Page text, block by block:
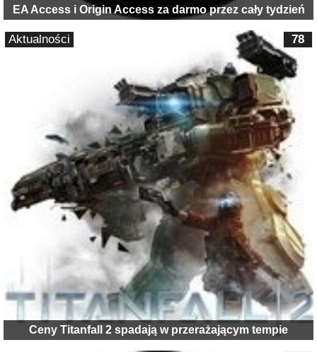
EA Access i Origin Access za darmo przez cały tydzień
Ceny Titanfall 2 spadają w przerażającym tempie
78
Aktualności